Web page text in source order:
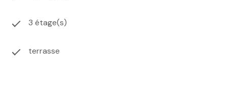
3 étage(s)
terrasse